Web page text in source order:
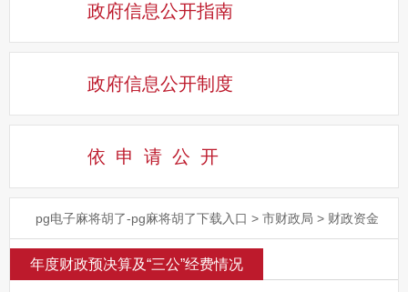
政府信息公开指南
政府信息公开制度
依申请公 开
pg电子麻将胡了-pg麻将胡了下载入口 > 市财政局 > 财政资金
年度财政预决算及“三公”经费情况